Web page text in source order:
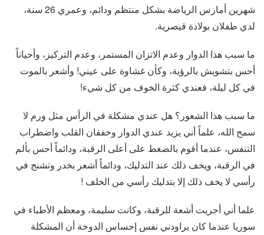
شهرين أمارس الرياضة بشكل منتظم ودائم، وعمري 26 سنة،
لدي طفلان بولادة قيصرية.
ما سبب هذا الدوار وعدم الاتزان المستمر، وعدم التركيز، وأحياناً
أحس بتشويش بالرؤية، وكأن غشاوة على عيني! وأشعر بالموت
في كل ليلة، فعندي كثرة الخوف من كل شيء!
ما سبب هذا الشعور؟ هل عندي مشكلة في الرأس مثل ورم لا
سمح الله، علماً أني يزيد عندي الدوار وخفقان القلب واضطراب
التنفس، عندما أقوم بالضغط على أعلى الرقبة، ودائماً أحس بألم
في الرقبة، ويخف ذلك عند التدليك، ودائماً أشعر بخدر وتشنج في
رأسي لا يخف ذلك إلا بتدليك رأسي من الخلف !
علما أني أجريت أشعة للرقبة، وكانت سليمة، ومعظم الأطباء في
سوريا عندما كان يراودني نفس إحساس الدوخة أن المشكلة